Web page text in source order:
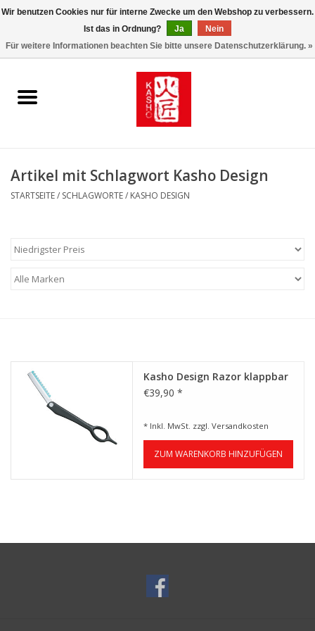
Kasho World Since 1908
Lemonwax_Moonbrush
KENT.SALON Brushes
zu den besten Preisen
Kasho Desinfektion-
Scherenpflege
Artikel mit Schlagwort Kasho Design
STARTSEITE/ SCHLAGWORTE/ KASHO DESIGN
Kasho Design Razor klappbar
€39,90 *
* Inkl. MwSt. zzgl.Versandkosten
ZUM WARENKORB HINZUFÜGEN
Wir benutzen Cookies nur für interne Zwecke um den Webshop zu verbessern.
Ist das in Ordnung?
Ja
Nein
Für weitere Informationen beachten Sie bitte unsere Datenschutzerklärung. »